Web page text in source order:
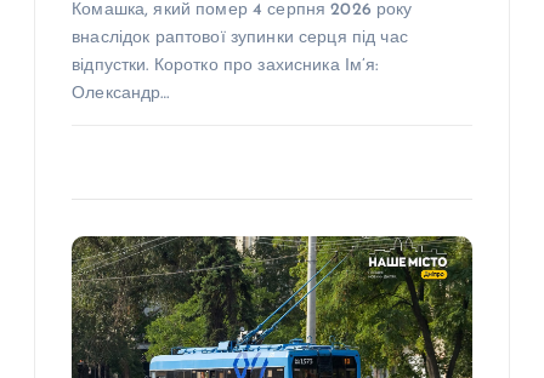
Комашка, який помер 4 серпня 2026 року
внаслідок раптової зупинки серця під час
відпустки. Коротко про захисника Ім’я:
Олександр…